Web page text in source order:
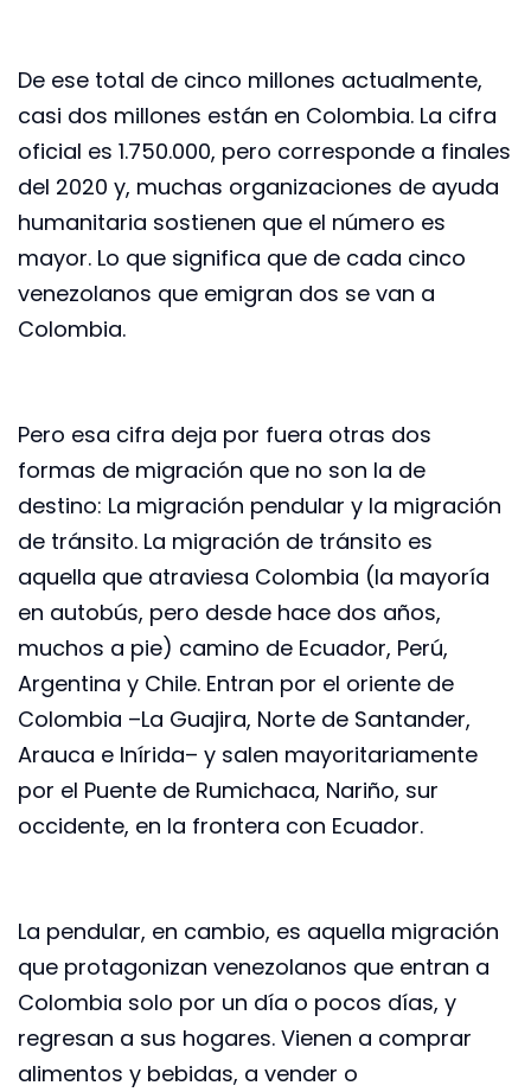
De ese total de cinco millones actualmente,
casi dos millones están en Colombia. La cifra
oficial es 1.750.000, pero corresponde a finales
del 2020 y, muchas organizaciones de ayuda
humanitaria sostienen que el número es
mayor. Lo que significa que de cada cinco
venezolanos que emigran dos se van a
Colombia.
Pero esa cifra deja por fuera otras dos
formas de migración que no son la de
destino: La migración pendular y la migración
de tránsito. La migración de tránsito es
aquella que atraviesa Colombia (la mayoría
en autobús, pero desde hace dos años,
muchos a pie) camino de Ecuador, Perú,
Argentina y Chile. Entran por el oriente de
Colombia –La Guajira, Norte de Santander,
Arauca e Inírida– y salen mayoritariamente
por el Puente de Rumichaca, Nariño, sur
occidente, en la frontera con Ecuador.
La pendular, en cambio, es aquella migración
que protagonizan venezolanos que entran a
Colombia solo por un día o pocos días, y
regresan a sus hogares. Vienen a comprar
alimentos y bebidas, a vender o